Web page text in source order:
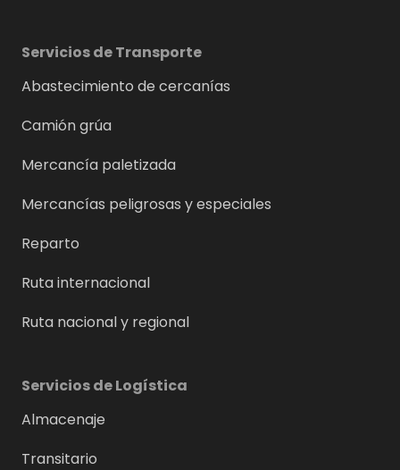
Servicios de Transporte
Abastecimiento de cercanías
Camión grúa
Mercancía paletizada
Mercancías peligrosas y especiales
Reparto
Ruta internacional
Ruta nacional y regional
Servicios de Logística
Almacenaje
Transitario